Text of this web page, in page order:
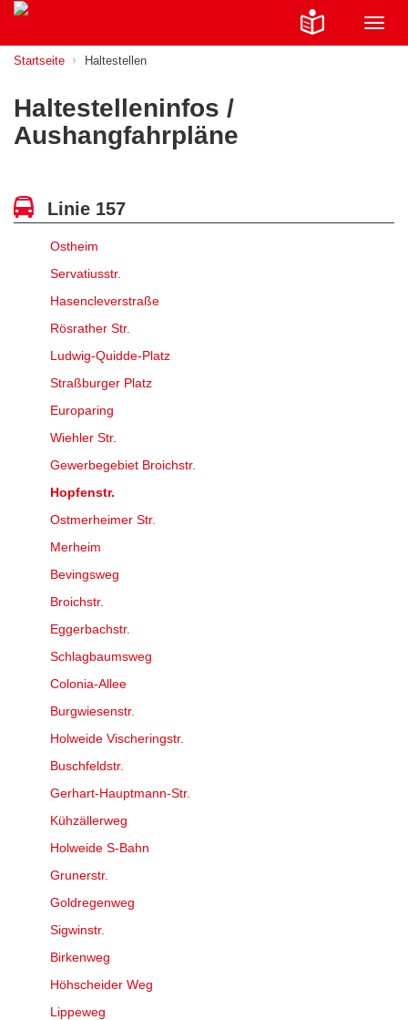
ein-/
Startseite Haltestellen
Haltestelleninfos /
Aushangfahrpläne
Linie 157
Ostheim
Servatiusstr.
Hasencleverstraße
Rösrather Str.
Ludwig-Quidde-Platz
Straßburger Platz
Europaring
Wiehler Str.
Gewerbegebiet Broichstr.
Hopfenstr.
Ostmerheimer Str.
Merheim
Bevingsweg
Broichstr.
Eggerbachstr.
Schlagbaumsweg
Colonia-Allee
Burgwiesenstr.
Holweide Vischeringstr.
Buschfeldstr.
Gerhart-Hauptmann-Str.
Kühzällerweg
Holweide S-Bahn
Grunerstr.
Goldregenweg
Sigwinstr.
Birkenweg
Höhscheider Weg
Lippeweg